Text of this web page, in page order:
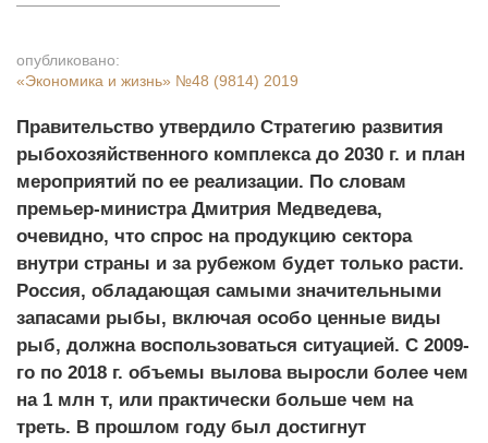
опубликовано:
«Экономика и жизнь» №48 (9814) 2019
Правительство утвердило Стратегию развития
рыбохозяйственного комплекса до 2030 г. и план
мероприятий по ее реализации. По словам
премьер-министра Дмитрия Медведева,
очевидно, что спрос на продукцию сектора
внутри страны и за рубежом будет только расти.
Россия, обладающая самыми значительными
запасами рыбы, включая особо ценные виды
рыб, должна воспользоваться ситуацией. С 2009-
го по 2018 г. объемы вылова выросли более чем
на 1 млн т, или практически больше чем на
треть. В прошлом году был достигнут